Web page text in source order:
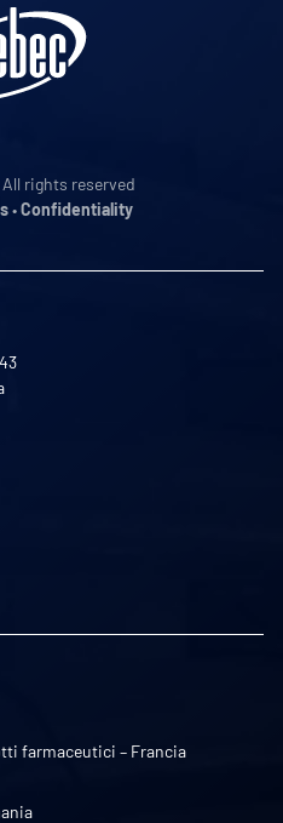
rights reserved
•Confidentiality
farmaceutici – Francia